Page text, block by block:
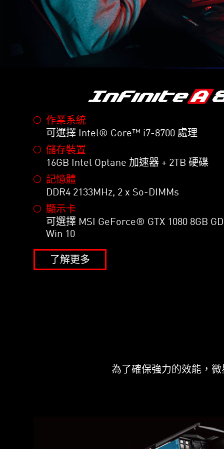
作業系統
可選擇 Intel® Core™ i7-8700 處理
儲存裝置
16GB Intel Optane 加速器 + 2TB 硬碟
記憶體
DDR4 2133MHz, 2 x So-DIMMs
顯示卡
可選擇 MSI GeForce® GTX 1080 8GB
Win 10
了解更多
想參加Lan-party、拜訪